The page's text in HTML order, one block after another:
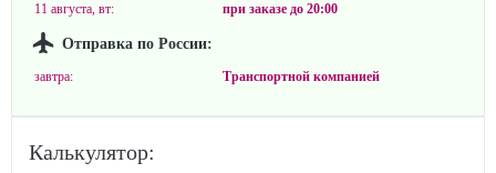
11 августа, вт: при заказе до 20:00
Отправка по России:
завтра: Транспортной компанией
Калькулятор: